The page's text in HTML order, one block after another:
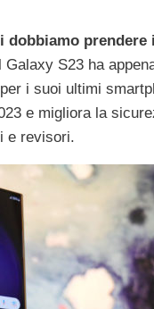
prendere
S23 ha
i suoi ultimi
e migliora la
e revisori.